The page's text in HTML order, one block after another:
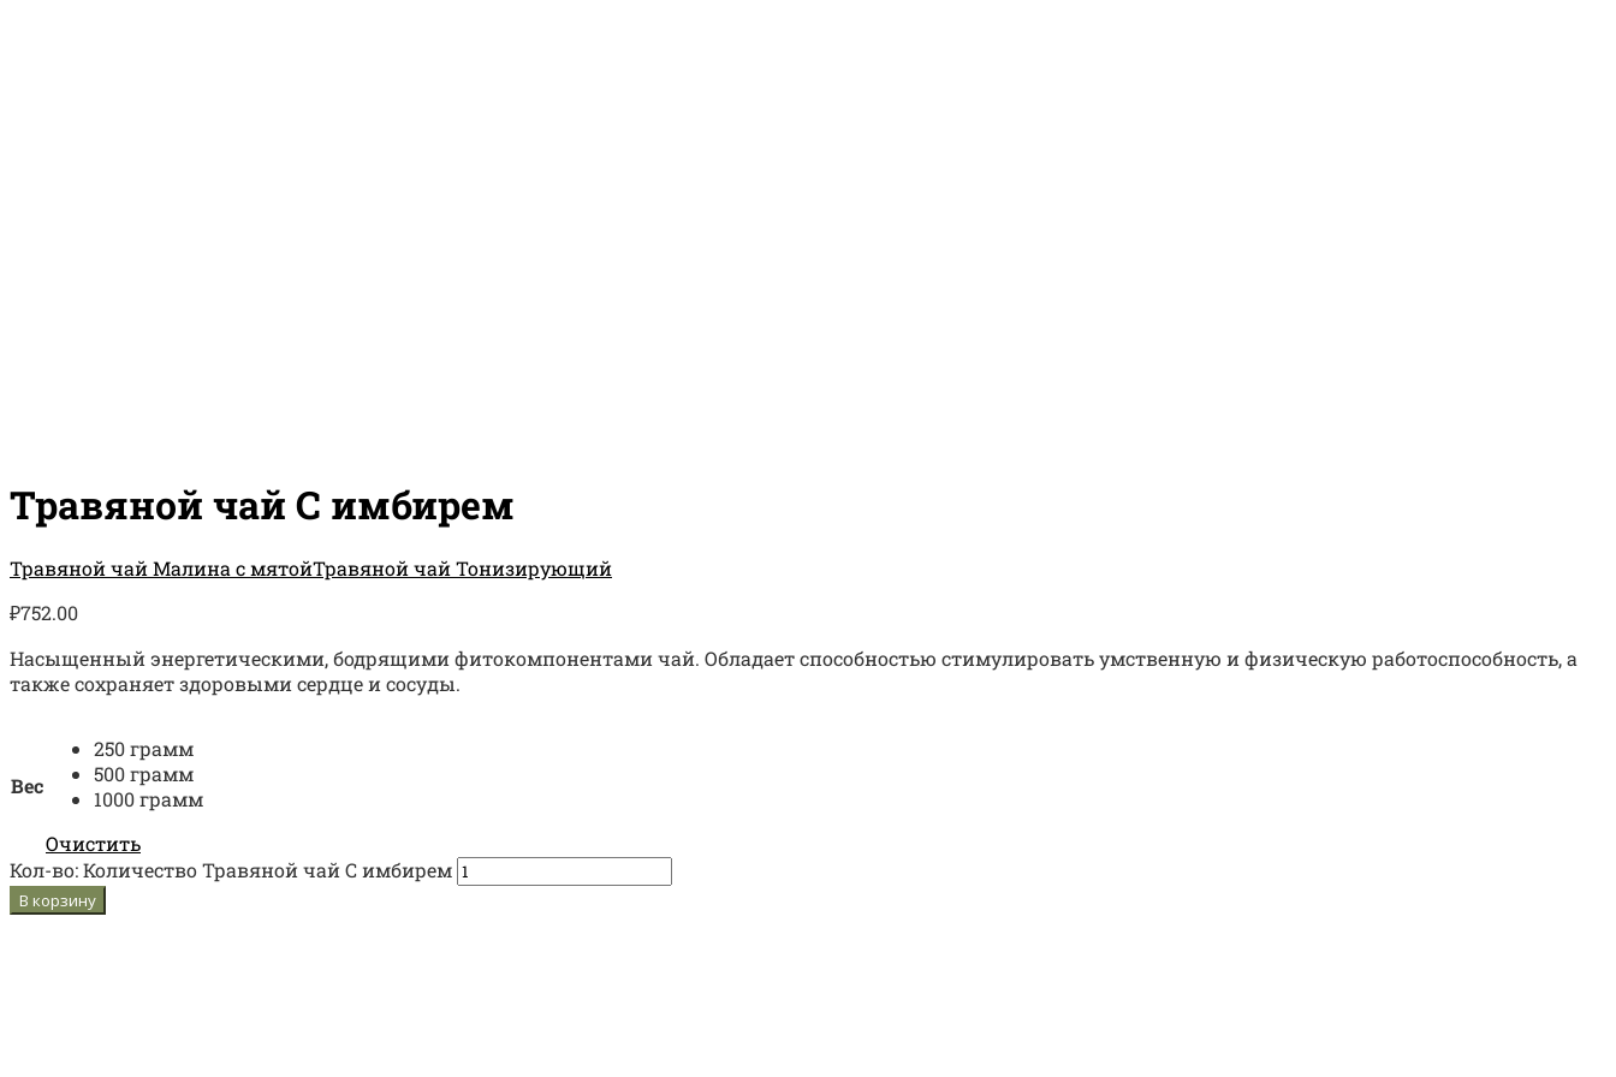
Травяной чай С имбирем
Травяной чай Малина с мятойТравяной чай Тонизирующий
₽752.00
Насыщенный энергетическими, бодрящими фитокомпонентами чай. Обладает способностью стимулировать умственную и физическую работоспособность, а
также сохраняет здоровыми сердце и сосуды.
Вес
250 грамм
500 грамм
1000 грамм
Очистить
Кол-во:Количество Травяной чай С имбирем
В корзину